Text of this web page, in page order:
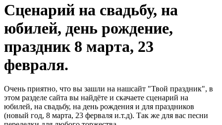
Сценарий на свадьбу, на
юбилей, день рождение,
праздник 8 марта, 23
февраля.
Очень приятно, что вы зашли на нашсайт "Твой праздник", в
этом разделе сайта вы найдёте и скачаете сценарий на
юбилей, на свадьбу, на день рождения и для праздников
(новый год, 8 марта, 23 ферваля и.т.д). Так же для вас песни